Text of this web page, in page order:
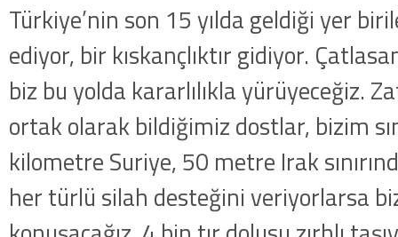
Türkiye’nin son 15 yılda geldiği yer
ediyor, bir kıskançlıktır gidiyor.
biz bu yolda kararlılıkla yürüyeceğiz.
ortak olarak bildiğimiz dostlar, bizim
kilometre Suriye, 50 metre Irak
her türlü silah desteğini veriyorlarsa